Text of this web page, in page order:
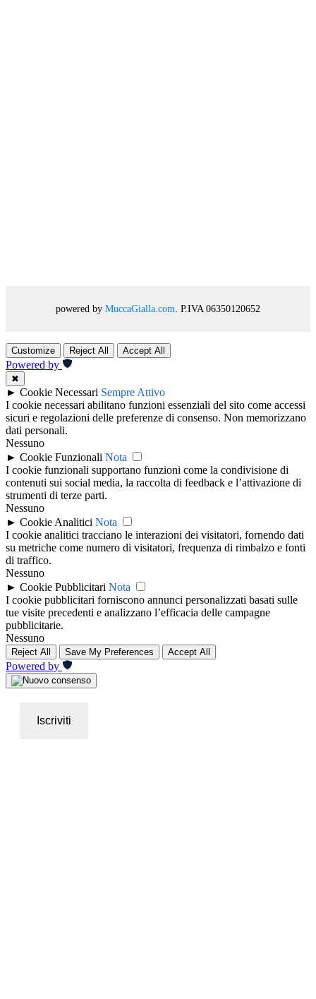
powered by MuccaGialla.com . P.IVA 06350120652
Customize Reject All Accept All
Powered by
✖
► Cookie Necessari Sempre Attivo
I cookie necessari abilitano funzioni essenziali del sito come accessi
sicuri e regolazioni delle preferenze di consenso. Non memorizzano
dati personali.
Nessuno
► Cookie Funzionali Nota
I cookie funzionali supportano funzioni come la condivisione di
contenuti sui social media, la raccolta di feedback e l’attivazione di
strumenti di terze parti.
Nessuno
► Cookie Analitici Nota
I cookie analitici tracciano le interazioni dei visitatori, fornendo dati
su metriche come numero di visitatori, frequenza di rimbalzo e fonti
di traffico.
Nessuno
► Cookie Pubblicitari Nota
I cookie pubblicitari forniscono annunci personalizzati basati sulle
tue visite precedenti e analizzano l’efficacia delle campagne
pubblicitarie.
Nessuno
Reject All Save My Preferences Accept All
Powered by
Iscriviti